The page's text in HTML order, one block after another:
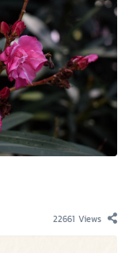
22661 Views